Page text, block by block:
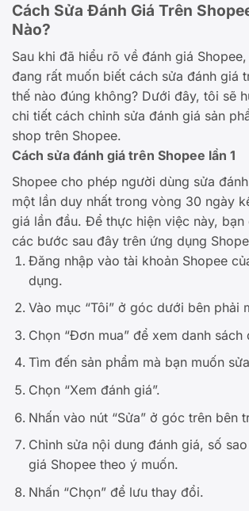
Cách Sửa Đánh Giá Trên
Nào?
Sau khi đã hiểu rõ về đánh giá
đang rất muốn biết cách sửa đánh giá
thế nào đúng không? Dưới đây, tôi sẽ
chi tiết cách chỉnh sửa đánh giá sản
shop trên Shopee.
Cách sửa đánh giá trên Shopee lần 1
Shopee cho phép người dùng sửa
một lần duy nhất trong vòng 30 ngày
giá lần đầu. Để thực hiện việc này, bạn
các bước sau đây trên ứng dụng
Đăng nhập vào tài khoản Shopee
dụng.
Vào mục “Tôi” ở góc dưới bên phải
Chọn “Đơn mua” để xem danh sách
Tìm đến sản phẩm mà bạn muốn
Chọn “Xem đánh giá”.
Nhấn vào nút “Sửa” ở góc trên bên
Chỉnh sửa nội dung đánh giá, số
giá Shopee theo ý muốn.
Nhấn “Chọn” để lưu thay đổi.